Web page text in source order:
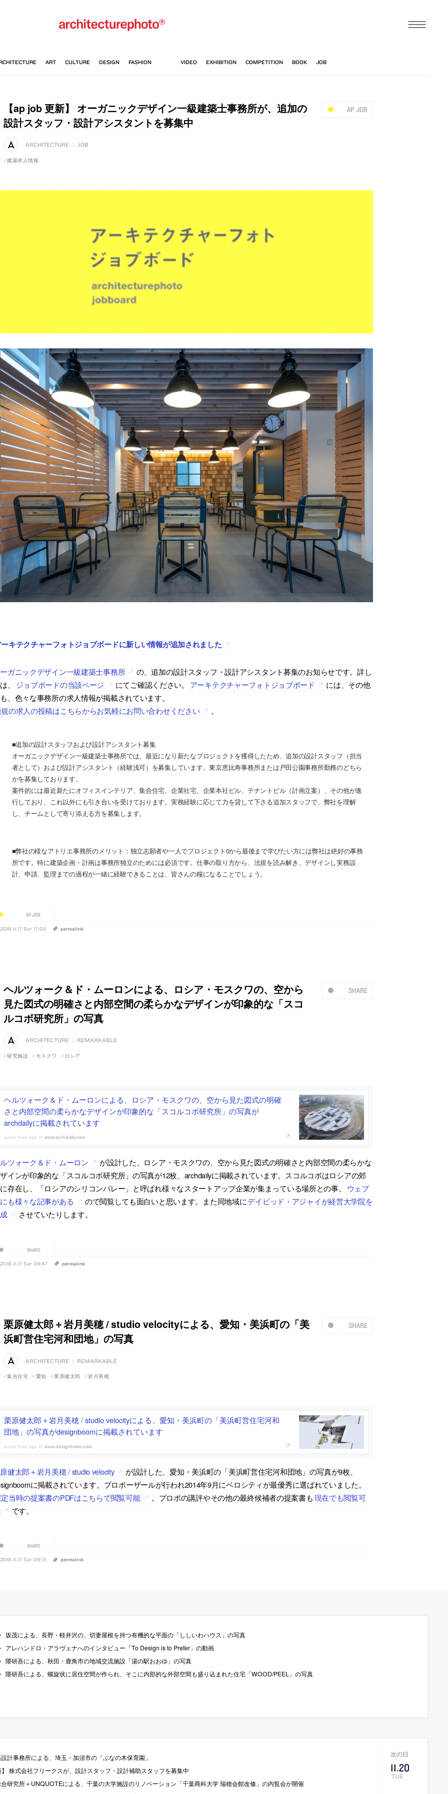
AP JOB
【ap job 更新】 オーガニックデザイン一級建築士事務所が、追加の
設計スタッフ・設計アシスタントを募集中
ARCHITECTURE | JOB
建築求人情報
キテクチャーフォトジョブボードに新しい情報が追加されました
ガニックデザイン一級建築士事務所
の、追加の設計スタッフ・設計アシスタント募集のお知らせです。詳し
、
ジョブボードの当該ページ にてご確認ください。 アーキテクチャーフォトジョブボード
には、その他
、色々な事務所の求人情報が掲載されています。
の求人の投稿はこちらからお気軽にお問い合わせください
。
■追加の設計スタッフおよび設計アシスタント募集
オーガニックデザイン一級建築士事務所では、最近になり新たなプロジェクトを獲得したため、追加の設計スタッフ（担当
者として）および設計アシスタント（経験浅可）を募集しています。東京恵比寿事務所または戸田公園事務所勤務のどちら
かを募集しております。
案件的には最近新たにオフィスインテリア、集合住宅、企業社宅、企業本社ビル、テナントビル（計画立案）、その他が進
行しており、これ以外にも引き合いを受けております。実務経験に応じて力を貸して下さる追加スタッフで、弊社を理解
し、チームとして寄り添える方を募集します。
■弊社の様なアトリエ事務所のメリット：独立志願者や一人でプロジェクト0から最後まで学びたい方には弊社は絶好の事務
所です。特に建築企画・計画は事務所独立のためには必須です。仕事の取り方から、法規を読み解き、デザインし実務設
計、申請、監理までの過程が一緒に経験できることは、皆さんの糧になることでしょう。
AP JOB
2018.11.17 Sat 17:02 permalink
SHARE
ヘルツォーク＆ド・ムーロンによる、ロシア・モスクワの、空から
見た図式の明確さと内部空間の柔らかなデザインが印象的な「スコ
ルコボ研究所」の写真
ARCHITECTURE REMARKABLE
研究施設 モスクワ ロシア
ヘルツォーク＆ド・ムーロンによる、ロシア・モスクワの、空から見た図式の明確
さと内部空間の柔らかなデザインが印象的な「スコルコボ研究所」の写真が
archdailyに掲載されています
www.archdaily.com
ツォーク＆ド・ムーロン
が設計した、ロシア・モスクワの、空から見た図式の明確さと内部空間の柔らかな
インが印象的な「スコルコボ研究所」の写真が12枚、archdailyに掲載されています。スコルコボはロシアの郊
存在し、「ロシアのシリコンバレー」と呼ばれ様々なスタートアップ企業が集まっている場所との事。
ウェブ
も様々な記事がある
ので閲覧しても面白いと思います。また同地域にデイビッド・アジャイが経営大学院を
させていたりします。
SHARE
2018.11.17 Sat 09:47 permalink
SHARE
栗原健太郎＋岩月美穂 / studio velocityによる、愛知・美浜町の「美
浜町営住宅河和団地」の写真
ARCHITECTURE | REMARKABLE
集合住宅 愛知 栗原健太郎 岩月美穂
栗原健太郎＋岩月美穂 / studio velocityによる、愛知・美浜町の「美浜町営住宅河和
団地」の写真がdesignboomに掲載されています
www.designboom.com
健太郎＋岩月美穂 / studio velocity
が設計した、愛知・美浜町の「美浜町営住宅河和団地」の写真が9枚、
に掲載されています。プロポーザールが行われ2014年9月にベロシティが最優秀に選ばれていました。
当時の提案書のPDFはこちらで閲覧可能
。プロポの講評やその他の最終候補者の提案書も現在でも閲覧可
です。
SHARE
2018.11.17 Sat 09:13 permalink
坂茂による、長野・軽井沢の、切妻屋根を持つ有機的な平面の「ししいわハウス」の写真
アレハンドロ・アラヴェナへのインタビュー「To Design is to Prefer」の動画
隈研吾による、秋田・鹿角市の地域交流施設「湯の駅おおゆ」の写真
隈研吾による、螺旋状に居住空間が作られ、そこに内部的な外部空間も盛り込まれた住宅「WOOD/PEEL」の写真
11.20
TUE
計事務所による、埼玉・加須市の「ぶなの木保育園」
株式会社フリークスが、設計スタッフ・設計補助スタッフを募集中
研究所＋UNQUOTEによる、千葉の大学施設のリノベーション「千葉商科大学 瑞穂会館改修」の内覧会が開催